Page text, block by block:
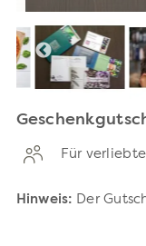
Für
Hinweis: Der